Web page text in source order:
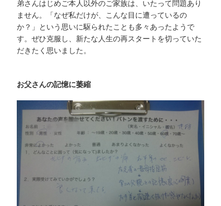
弟さんはじめご本人以外のご家族は、いたって問題あり
ません。「なぜ私だけが、こんな目に遭っているの
か？」という思いに駆られたことも多々あったようで
す。ぜひ克服し、新たな人生の再スタートを切っていた
だきたく思いました。
お父さんの記憶に萎縮